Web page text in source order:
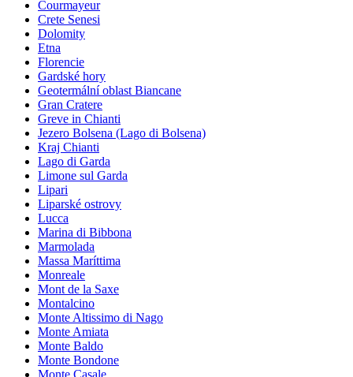
Courmayeur
Crete Senesi
Dolomity
Etna
Florencie
Gardské hory
Geotermální oblast Biancane
Gran Cratere
Greve in Chianti
Jezero Bolsena (Lago di Bolsena)
Kraj Chianti
Lago di Garda
Limone sul Garda
Lipari
Liparské ostrovy
Lucca
Marina di Bibbona
Marmolada
Massa Maríttima
Monreale
Mont de la Saxe
Montalcino
Monte Altissimo di Nago
Monte Amiata
Monte Baldo
Monte Bondone